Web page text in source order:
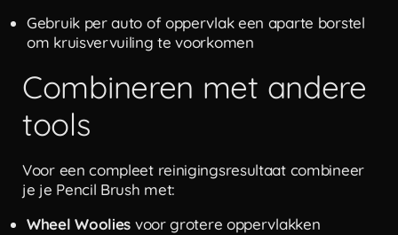
Gebruik per auto of oppervlak een aparte borstel
om kruisvervuiling te voorkomen
Combineren met andere
tools
Voor een compleet reinigingsresultaat combineer
je je Pencil Brush met:
Wheel Woolies voor grotere oppervlakken